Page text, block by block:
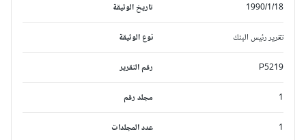
تاريخ الوثيقة 1990/1/18
نوع الوثيقة تقرير رئيس البنك
رقم التقرير P5219
مجلد رقم
عدد المجلدات